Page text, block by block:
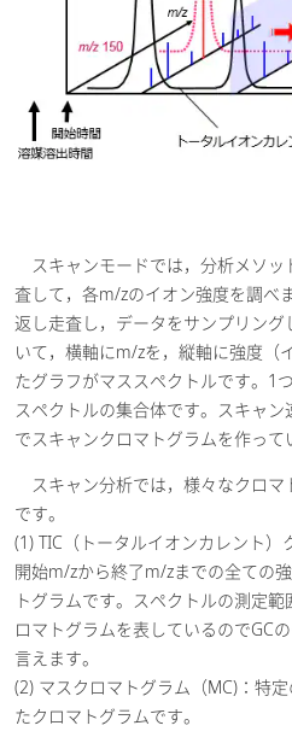
スキャンモードでは，分析メソッ
査して，各m/zのイオン強度を調べ
返し走査し，データをサンプリン
いて，横軸にm/zを，縦軸に強度（
たグラフがマススペクトルです。1
スペクトルの集合体です。スキャ
でスキャンクロマトグラムを作って
スキャン分析では，様々なクロマ
です。
(1) TIC（トータルイオンカレント
開始m/zから終了m/zまでの全ての
トグラムです。スペクトルの測定
ロマトグラムを表しているのでGC
言えます。
(2) マスクロマトグラム（MC)：特
たクロマトグラムです。